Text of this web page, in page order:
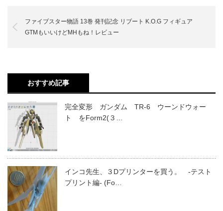
ファイブスター物語 13巻 発刊記念 リブート K.O.G フィギュア
GTMもいいけどMHもね！レビュー
おすすめ記事
完全変形 ガンダム TR-6 ウーンドウォー
ト をForm2(３…
インコ先生、３Dプリンターを買う。 -テスト
プリント編- (Fo…